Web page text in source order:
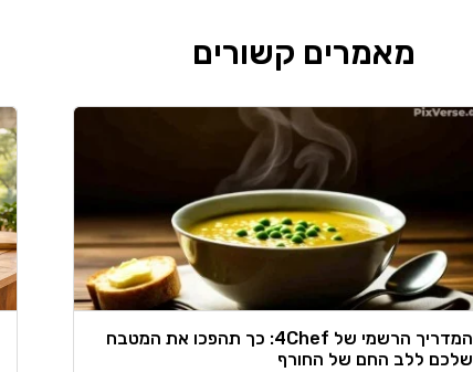
מאמרים קשורים
המדריך הרשמי של 4Chef: כך תהפכו את המטבח
שלכם ללב החם של החורף